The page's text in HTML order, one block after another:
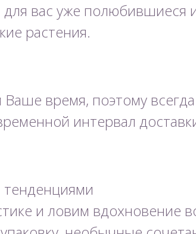
вас уже полюбившиеся
растения.
время, поэтому
интервал
тенденциями
и ловим вдохновение